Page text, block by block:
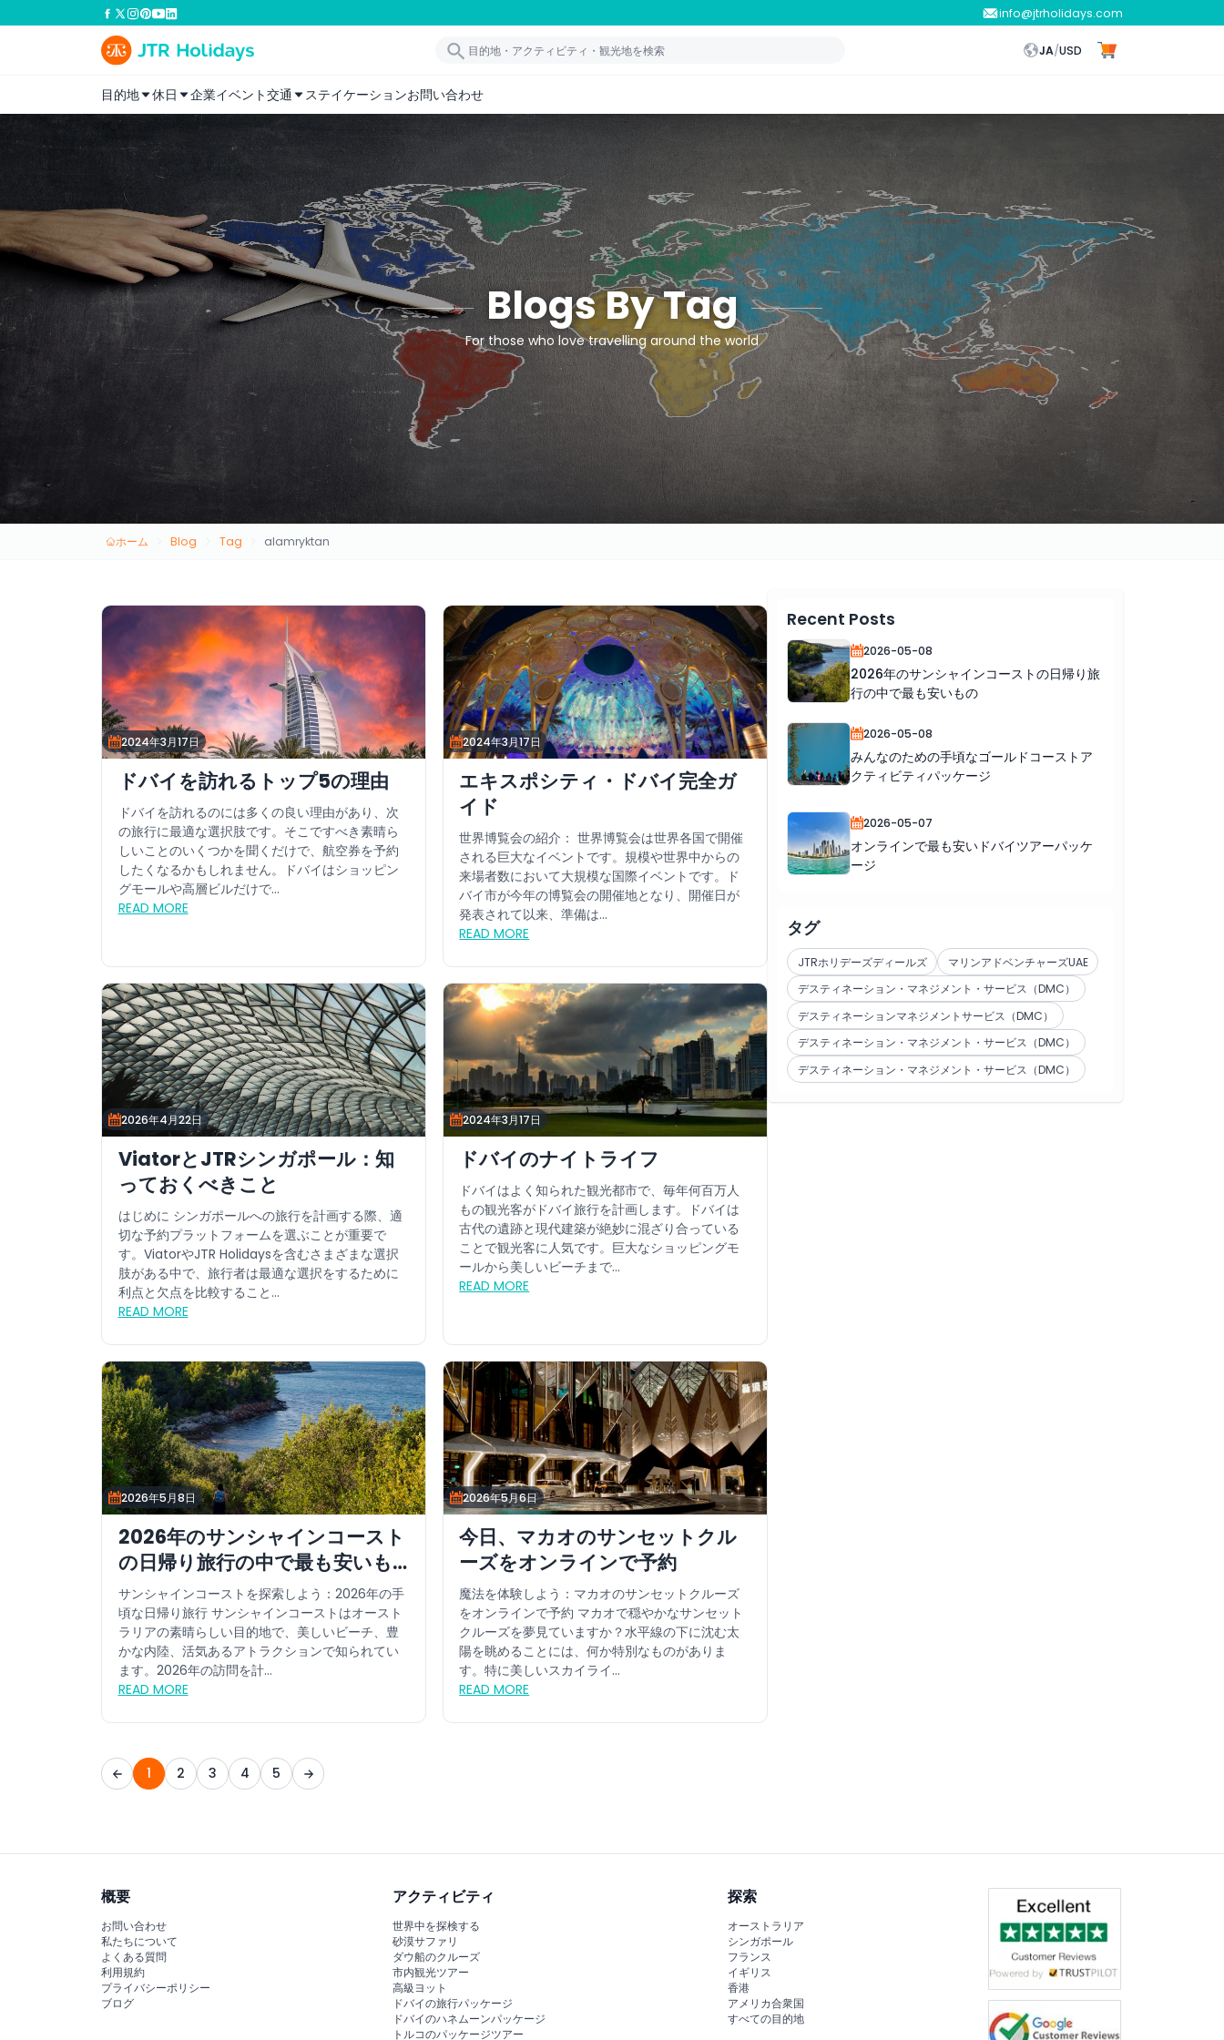
info@jtrholidays.com
JA/USD
目的地 休日 企業イベント交通 ステイケーションお問い合わせ
Blogs By Tag
For those who love travelling around the world
ホーム Blog Tag alamryktan
2024年3月17日
ドバイを訪れるトップ5の理由
ドバイを訪れるのには多くの良い理由があり、次
の旅行に最適な選択肢です。そこですべき素晴ら
しいことのいくつかを聞くだけで、航空券を予約
したくなるかもしれません。ドバイはショッピン
グモールや高層ビルだけで...
READ MORE
2024年3月17日
エキスポシティ・ドバイ完全ガ
イド
世界博覧会の紹介： 世界博覧会は世界各国で開催
される巨大なイベントです。規模や世界中からの
来場者数において大規模な国際イベントです。ド
バイ市が今年の博覧会の開催地となり、開催日が
発表されて以来、準備は...
READ MORE
2026年4月22日
ViatorとJTRシンガポール：知
っておくべきこと
はじめに シンガポールへの旅行を計画する際、適
切な予約プラットフォームを選ぶことが重要で
す。ViatorやJTR Holidaysを含むさまざまな選択
肢がある中で、旅行者は最適な選択をするために
利点と欠点を比較すること...
READ MORE
2024年3月17日
ドバイのナイトライフ
ドバイはよく知られた観光都市で、毎年何百万人
もの観光客がドバイ旅行を計画します。ドバイは
古代の遺跡と現代建築が絶妙に混ざり合っている
ことで観光客に人気です。巨大なショッピングモ
ールから美しいビーチまで...
READ MORE
2026年5月8日
2026年のサンシャインコースト
の日帰り旅行の中で最も安いも
の
サンシャインコーストを探索しよう：2026年の手
頃な日帰り旅行 サンシャインコーストはオースト
ラリアの素晴らしい目的地で、美しいビーチ、豊
かな内陸、活気あるアトラクションで知られてい
ます。2026年の訪問を計...
READ MORE
2026年5月6日
今日、マカオのサンセットクル
ーズをオンラインで予約
魔法を体験しよう：マカオのサンセットクルーズ
をオンラインで予約 マカオで穏やかなサンセット
クルーズを夢見ていますか？水平線の下に沈む太
陽を眺めることには、何か特別なものがありま
す。特に美しいスカイライ...
READ MORE
1 2 3 4 5
Recent Posts
2026-05-08
2026年のサンシャインコーストの日帰り旅
行の中で最も安いもの
2026-05-08
みんなのための手頃なゴールドコーストア
クティビティパッケージ
2026-05-07
オンラインで最も安いドバイツアーパッケ
ージ
タグ
JTRホリデーズディールズ
マリンアドベンチャーズUAE
デスティネーション・マネジメント・サービス（DMC）
デスティネーションマネジメントサービス（DMC）
デスティネーション・マネジメント・サービス（DMC）
デスティネーション・マネジメント・サービス（DMC）
概要
お問い合わせ
私たちについて
よくある質問
利用規約
プライバシーポリシー
ブログ
アクティビティ
世界中を探検する
砂漠サファリ
ダウ船のクルーズ
市内観光ツアー
高級ヨット
ドバイの旅行パッケージ
ドバイのハネムーンパッケージ
トルコのパッケージツアー
探索
オーストラリア
シンガポール
フランス
イギリス
香港
アメリカ合衆国
すべての目的地